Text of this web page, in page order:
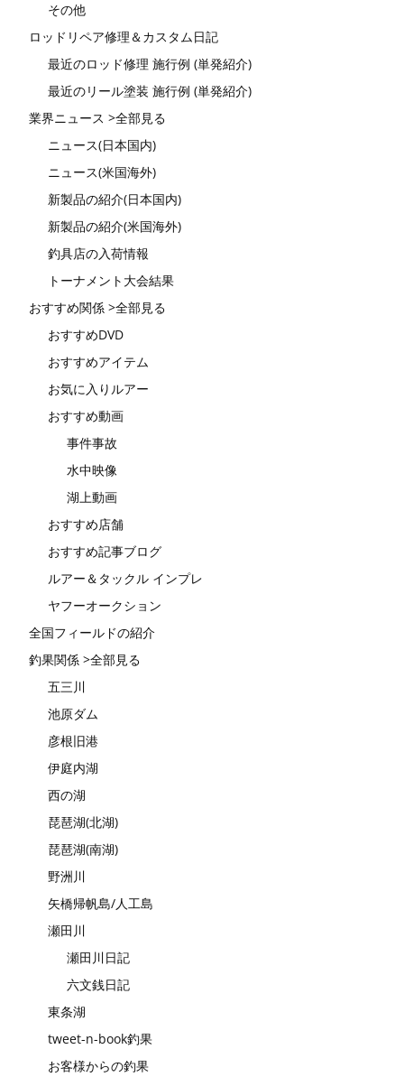
その他
ロッドリペア修理＆カスタム日記
最近のロッド修理 施行例 (単発紹介)
最近のリール塗装 施行例 (単発紹介)
業界ニュース >全部見る
ニュース(日本国内)
ニュース(米国海外)
新製品の紹介(日本国内)
新製品の紹介(米国海外)
釣具店の入荷情報
トーナメント大会結果
おすすめ関係 >全部見る
おすすめDVD
おすすめアイテム
お気に入りルアー
おすすめ動画
事件事故
水中映像
湖上動画
おすすめ店舗
おすすめ記事ブログ
ルアー＆タックル インプレ
ヤフーオークション
全国フィールドの紹介
釣果関係 >全部見る
五三川
池原ダム
彦根旧港
伊庭内湖
西の湖
琵琶湖(北湖)
琵琶湖(南湖)
野洲川
矢橋帰帆島/人工島
瀬田川
瀬田川日記
六文銭日記
東条湖
tweet-n-book釣果
お客様からの釣果